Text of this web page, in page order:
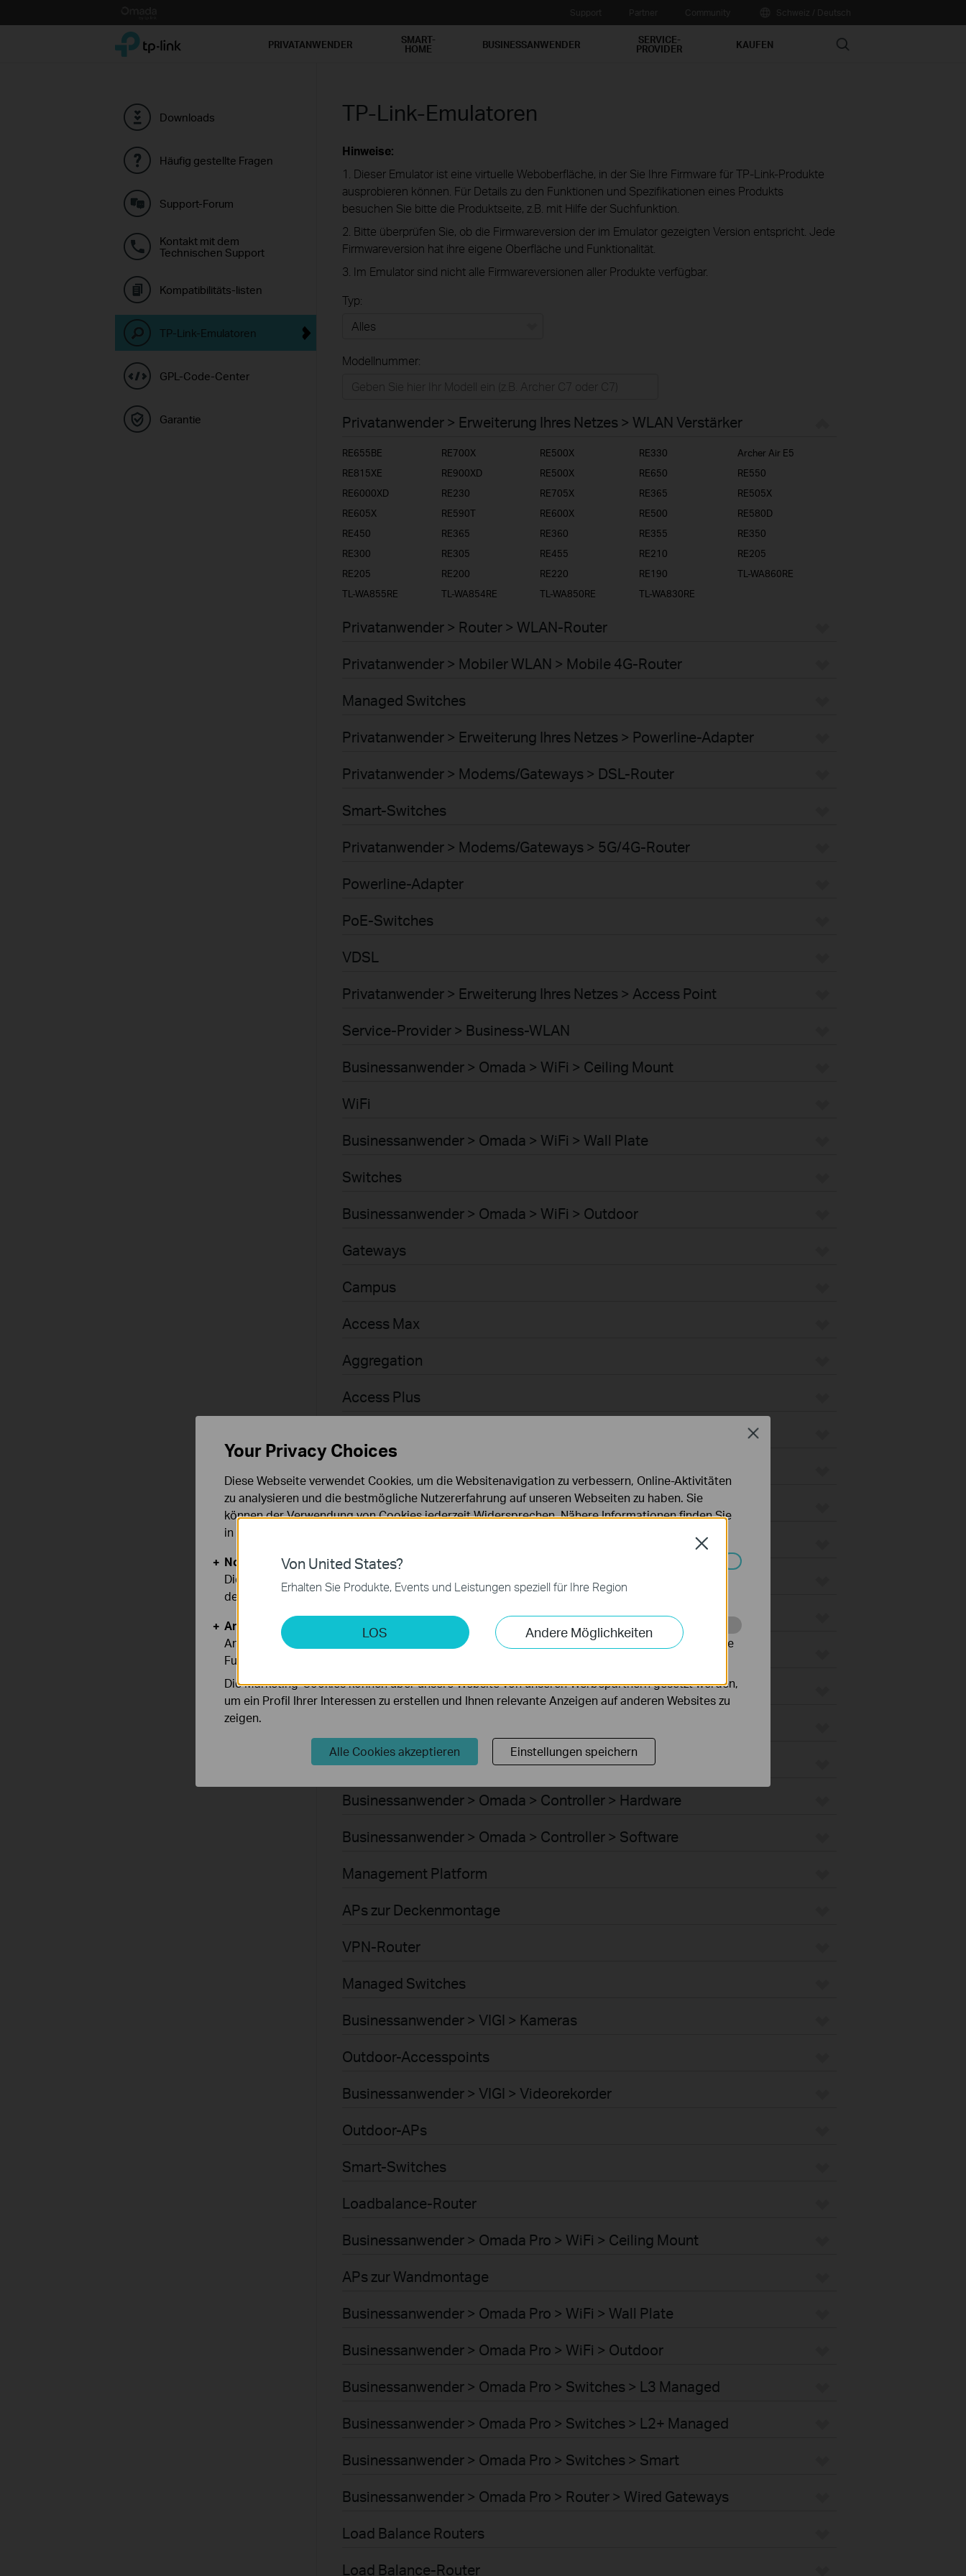
to
TP-Link, Reliably Smart PRIVATANWENDER SMART-
HOME BUSINESSANWENDER SERVICE-
PROVIDER KAUFEN Search
Downloads
Häufig gestellte Fragen
Support-Forum
Kontakt mit dem
Technischen Support
Kompatibilitäts-listen
TP-Link-Emulatoren
GPL-Code-Center
Garantie
TP-Link-Emulatoren
Hinweise:
1. Dieser Emulator ist eine virtuelle Weboberfläche, in der Sie Ihre Firmware für TP-Link-Produkte
ausprobieren können. Für Details zu den Funktionen und Spezifikationen eines Produkts
besuchen Sie bitte die Produktseite, z.B. mit Hilfe der Suchfunktion.
2. Bitte überprüfen Sie, ob die Firmwareversion der im Emulator gezeigten Version entspricht. Jede
Firmwareversion hat ihre eigene Oberfläche und Funktionalität.
3. Im Emulator sind nicht alle Firmwareversionen aller Produkte verfügbar.
Typ:
Businessanwender
Service-Provider
Modellnummer:
Privatanwender > Erweiterung Ihres Netzes > WLAN Verstärker
RE655BE RE700X RE500X RE330
Archer Air E5
RE815XE
RE900XD RE500X RE650
RE550
RE6000XD
RE230 RE705X RE365
RE505X
RE605X
RE590T RE600X RE500
RE580D
RE450
RE365 RE360 RE355
RE350
RE300
RE305 RE455 RE210
RE205
RE205
RE200 RE220 RE190
TL-WA860RE
TL-WA855RE
TL-WA854RE TL-WA850RE TL-WA830RE
Privatanwender > Router > WLAN-Router
Privatanwender > Mobiler WLAN > Mobile 4G-Router
Managed Switches
Privatanwender > Erweiterung Ihres Netzes > Powerline-Adapter
Privatanwender > Modems/Gateways > DSL-Router
Smart-Switches
Privatanwender > Modems/Gateways > 5G/4G-Router
Powerline-Adapter
PoE-Switches
VDSL
Privatanwender > Erweiterung Ihres Netzes > Access Point
Service-Provider > Business-WLAN
Businessanwender > Omada > WiFi > Ceiling Mount
WiFi
Businessanwender > Omada > WiFi > Wall Plate
Switches
Businessanwender > Omada > WiFi > Outdoor
Gateways
Campus
Access Max
Aggregation
Access Plus
Businessanwender > Omada > WiFi > GPON
Businessanwender > Omada > Router > Wired Gateways
Businessanwender > Omada > Router > WiFi Gateways
Businessanwender > Omada > Router > 4G/5G WiFi Gateways
Businessanwender > Omada > Router > Integrated Gateways
Businessanwender > Omada > Controller > Cloud-Based
Businessanwender > Omada > Controller > Hardware
Businessanwender > Omada > Controller > Software
Management Platform
APs zur Deckenmontage
VPN-Router
Managed Switches
Businessanwender > VIGI > Kameras
Outdoor-Accesspoints
Businessanwender > VIGI > Videorekorder
Outdoor-APs
Smart-Switches
Loadbalance-Router
Businessanwender > Omada Pro > WiFi > Ceiling Mount
APs zur Wandmontage
Businessanwender > Omada Pro > WiFi > Wall Plate
Businessanwender > Omada Pro > WiFi > Outdoor
Businessanwender > Omada Pro > Switches > L3 Managed
Businessanwender > Omada Pro > Switches > L2+ Managed
Businessanwender > Omada Pro > Switches > Smart
Businessanwender > Omada Pro > Router > Wired Gateways
Load Balance Routers
Load Balance-Router
Von United States?
Erhalten Sie Produkte, Events und Leistungen speziell für Ihre Region
LOS Andere Möglichkeiten
Close
Your Privacy Choices
Diese Webseite verwendet Cookies, um die Websitenavigation zu verbessern, Online-Aktivitäten
zu analysieren und die bestmögliche Nutzererfahrung auf unseren Webseiten zu haben. Sie
können der Verwendung von Cookies jederzeit Widersprechen. Nähere Informationen finden Sie
in unseren
Notwendige Cookies
Diese Cookies sind zur Funktion der Website erforderlich und können in Ihren Systemen nicht
deaktiviert werden.
Analyse- und Marketing-Cookies
Analyse-Cookies ermöglichen es uns, Ihre Aktivitäten auf unserer Website zu analysieren, um die
Funktionsweise unserer Website zu verbessern und anzupassen.
Die Marketing-Cookies können über unsere Website von unseren Werbepartnern gesetzt werden,
um ein Profil Ihrer Interessen zu erstellen und Ihnen relevante Anzeigen auf anderen Websites zu
zeigen.
Alle Cookies akzeptieren Einstellungen speichern
Close